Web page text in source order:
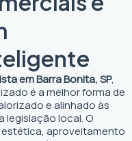
em Barra Bonita, SP,
é a melhor forma de
e alinhado às
legislação local. O
aproveitamento